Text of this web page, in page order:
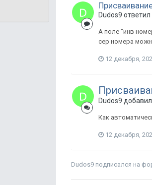
Dudos9
А поле "инв
сер номера
12 декабря,
Dudos9
Как
12 декабря,
Dudos9 подписался на